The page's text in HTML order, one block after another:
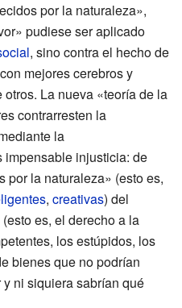
por la naturaleza»,
pudiese ser aplicado
, sino contra el hecho de
mejores cerebros y
La nueva «teoría de la
contrarresten la
la
injusticia: de
por la naturaleza» (esto es,
, creativas) del
es, el derecho a la
los estúpidos, los
bienes que no podrían
ni siquiera sabrían qué